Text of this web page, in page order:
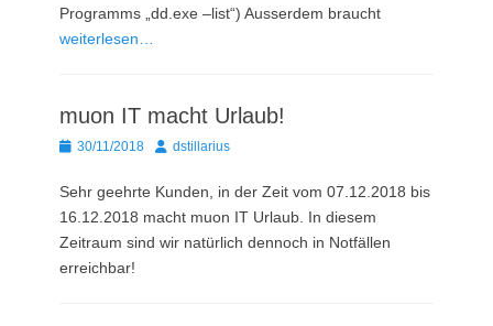
Programms „dd.exe –list“) Ausserdem braucht
weiterlesen…
muon IT macht Urlaub!
Posted
30/11/2018 Autordstillarius
Sehr geehrte Kunden, in der Zeit vom 07.12.2018 bis
16.12.2018 macht muon IT Urlaub. In diesem
Zeitraum sind wir natürlich dennoch in Notfällen
erreichbar!